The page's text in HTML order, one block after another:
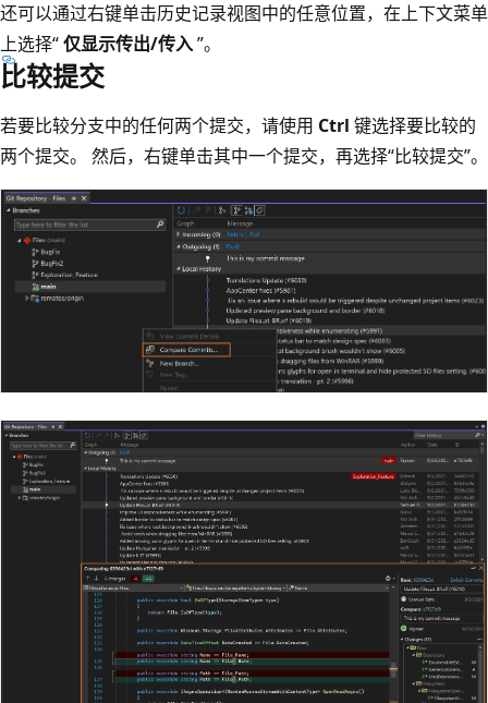
还可以通过右键单击历史记录视图中的任意位置，在上下文菜单
上选择“仅显示传出/传入”。
比较提交
若要比较分支中的任何两个提交，请使用 Ctrl 键选择要比较的
两个提交。 然后，右键单击其中一个提交，再选择“比较提交”。